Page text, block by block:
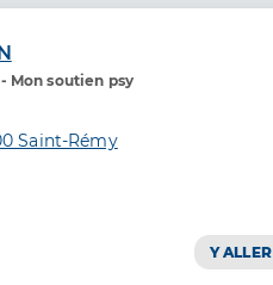
Mon soutien psy
soins
Saint-Rémy
Y ALLER